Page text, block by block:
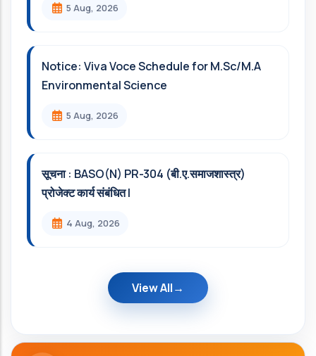
5 Aug, 2026
Notice: Viva Voce Schedule for M.Sc/M.A
Environmental Science
5 Aug, 2026
सूचना : BASO(N) PR-304 (बी.ए.समाजशास्त्र)
प्रोजेक्ट कार्य संबंधित l
4 Aug, 2026
View All